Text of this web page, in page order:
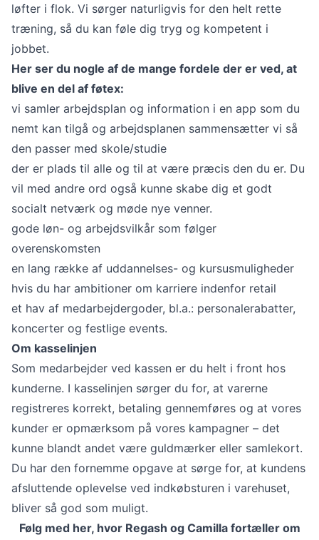
løfter i flok. Vi sørger naturligvis for den helt rette
træning, så du kan føle dig tryg og kompetent i
jobbet.
Her ser du nogle af de mange fordele der er ved, at
blive en del af føtex:
vi samler arbejdsplan og information i en app som du
nemt kan tilgå og arbejdsplanen sammensætter vi så
den passer med skole/studie
der er plads til alle og til at være præcis den du er. Du
vil med andre ord også kunne skabe dig et godt
socialt netværk og møde nye venner.
gode løn- og arbejdsvilkår som følger
overenskomsten
en lang række af uddannelses- og kursusmuligheder
hvis du har ambitioner om karriere indenfor retail
et hav af medarbejdergoder, bl.a.: personalerabatter,
koncerter og festlige events.
Om kasselinjen
Som medarbejder ved kassen er du helt i front hos
kunderne. I kasselinjen sørger du for, at varerne
registreres korrekt, betaling gennemføres og at vores
kunder er opmærksom på vores kampagner – det
kunne blandt andet være guldmærker eller samlekort.
Du har den fornemme opgave at sørge for, at kundens
afsluttende oplevelse ved indkøbsturen i varehuset,
bliver så god som muligt.
Følg med her, hvor Regash og Camilla fortæller om